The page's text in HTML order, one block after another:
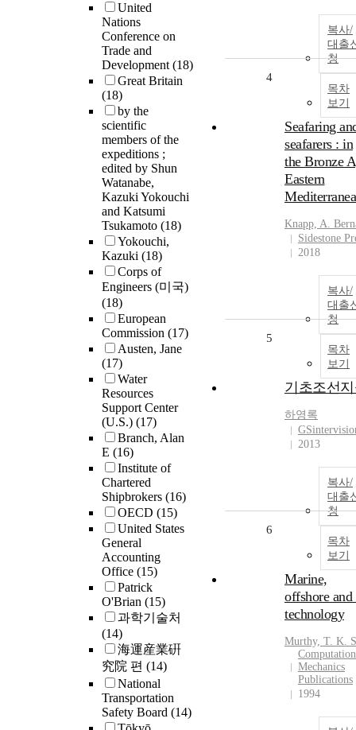
United
Nations
Conference on
Trade and
Development(18)
Great Britain
(18)
by the
scientific
members of the
expeditions ;
edited by Shun
Watanabe,
Kazuki Yokouchi
and Katsumi
Tsukamoto (18)
Yokouchi,
Kazuki (18)
Corps of
Engineers (미국)
(18)
European
Commission (17)
Austen, Jane
(17)
Water
Resources
Support Center
(U.S.) (17)
Branch, Alan
E (16)
Institute of
Chartered
Shipbrokers (16)
OECD (15)
United States
General
Accounting
Office (15)
Patrick
O'Brian (15)
과학기술처
(14)
海運産業硏
究院 편 (14)
National
Transportation
Safety Board (14)
복사/
대출
청
목차
보기
4
Seafaring
seafarers : in
the Bronze
Eastern
Knapp, A.
Sidestone
2018
복사/
대출
청
목차
보기
5
기초조선
하영록
2013
복사/
대출
청
목차
보기
6
Marine,
offshore and
technology
Murthy, T. K. S
Mechanics
Publications
1994